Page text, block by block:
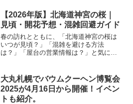
【2026年版】北海道神宮の桜｜
見頃・開花予想・混雑回避ガイド
春の訪れとともに、「北海道神宮の桜は
いつが見頃？」「混雑を避ける方法
は？」「屋台の営業情報は？」と気にな
1,400本のエゾヤマザクラやソメイヨシノ
が咲き誇り、円山公園...
大丸札幌でバウムクーヘン博覧会
2025が4月16日から開催！イベン
トも紹介。